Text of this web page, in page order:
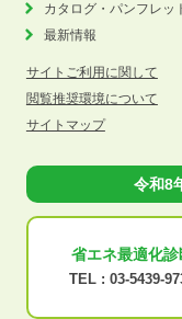
カタログ・パンフレッ
最新情報
サイトご利用に関して
閲覧推奨環境について
サイトマップ
令和8
省エネ最適化診
TEL : 03-5439-